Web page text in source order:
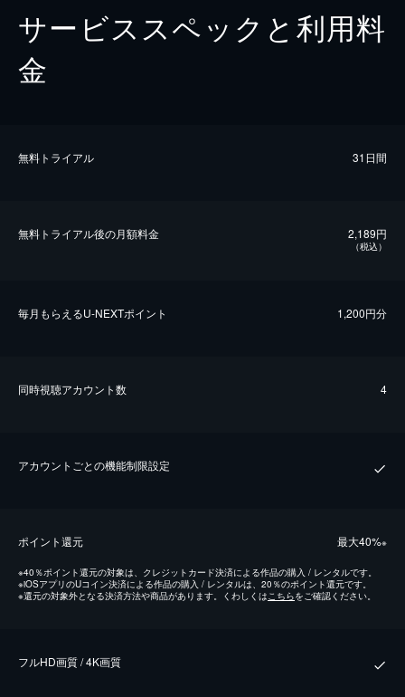
サービススペックと利用料
金
無料トライアル 31日間
無料トライアル後の⽉額料金 2,189円
（税込）
毎⽉もらえるU-NEXTポイント 1,200円分
同時視聴アカウント数 4
アカウントごとの機能制限設定
ポイント還元 最⼤40%※
※40％ポイント還元の対象は、クレジットカード決済による作品の購入 / レンタルです。
※iOSアプリのUコイン決済による作品の購入 / レンタルは、20％のポイント還元です。
※還元の対象外となる決済方法や商品があります。くわしくはこちらをご確認ください。
フルHD画質 / 4K画質